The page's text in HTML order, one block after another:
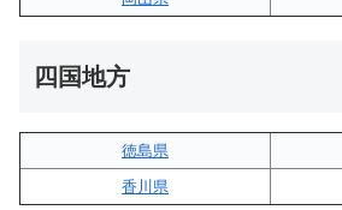
四国地方
徳島県
香川県